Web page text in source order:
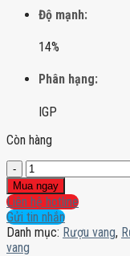
Độ mạnh:
14%
Phân hạng:
IGP
Còn hàng
Posta
Piana
Primitivo
số
lượng
Mua ngay
Liên hệ hotline
Gửi tin nhắn
Danh mục: Rượu vang,
vang